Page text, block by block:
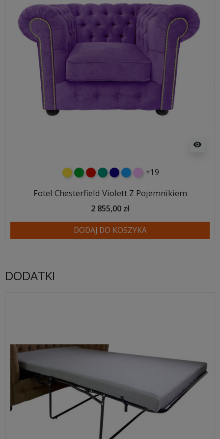
visibility
żółtyzielonyczerwony
turkusowy
granatowy
niebieski
różowy
+19
Fotel Chesterfield Violett Z Pojemnikiem
2 855,00 zł
DODAJ DO KOSZYKA
DODATKI